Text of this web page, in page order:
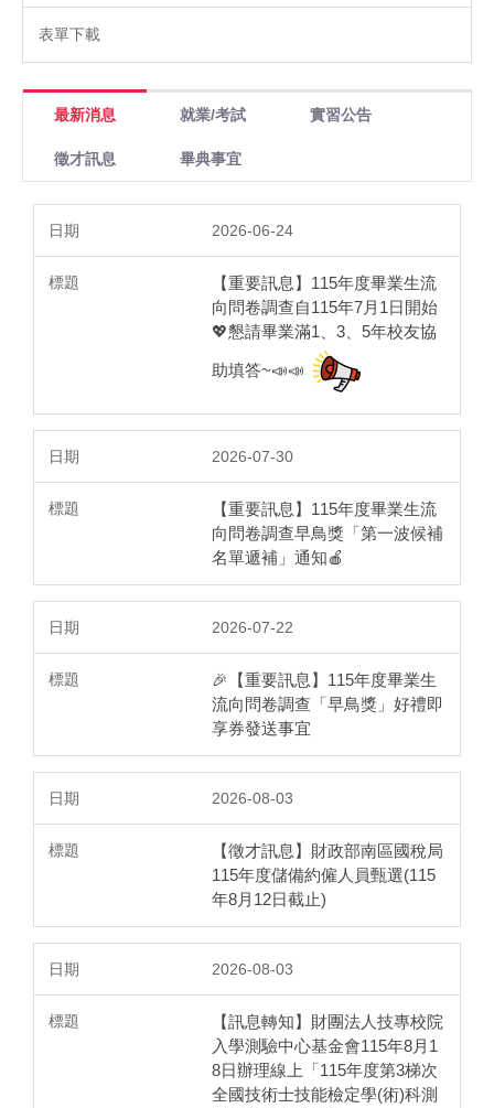
表單下載
最新消息 就業/考試 實習公告
徵才訊息 畢典事宜
2026-06-24
【重要訊息】115年度畢業生流
向問卷調查自115年7月1日開始
💖懇請畢業滿1、3、5年校友協
助填答~📣📣
2026-07-30
【重要訊息】115年度畢業生流
向問卷調查早鳥獎「第一波候補
名單遞補」通知🍎
2026-07-22
🎉【重要訊息】115年度畢業生
流向問卷調查「早鳥獎」好禮即
享券發送事宜
2026-08-03
【徵才訊息】財政部南區國稅局
115年度儲備約僱人員甄選(115
年8月12日截止)
2026-08-03
【訊息轉知】財團法人技專校院
入學測驗中心基金會115年8月1
8日辦理線上「115年度第3梯次
全國技術士技能檢定學(術)科測